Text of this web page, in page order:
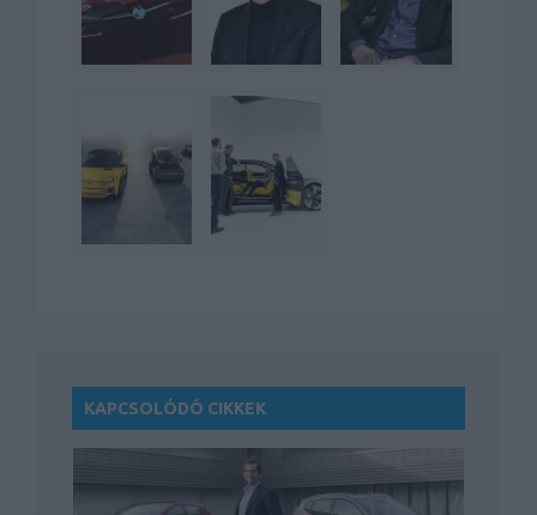
KAPCSOLÓDÓ CIKKEK